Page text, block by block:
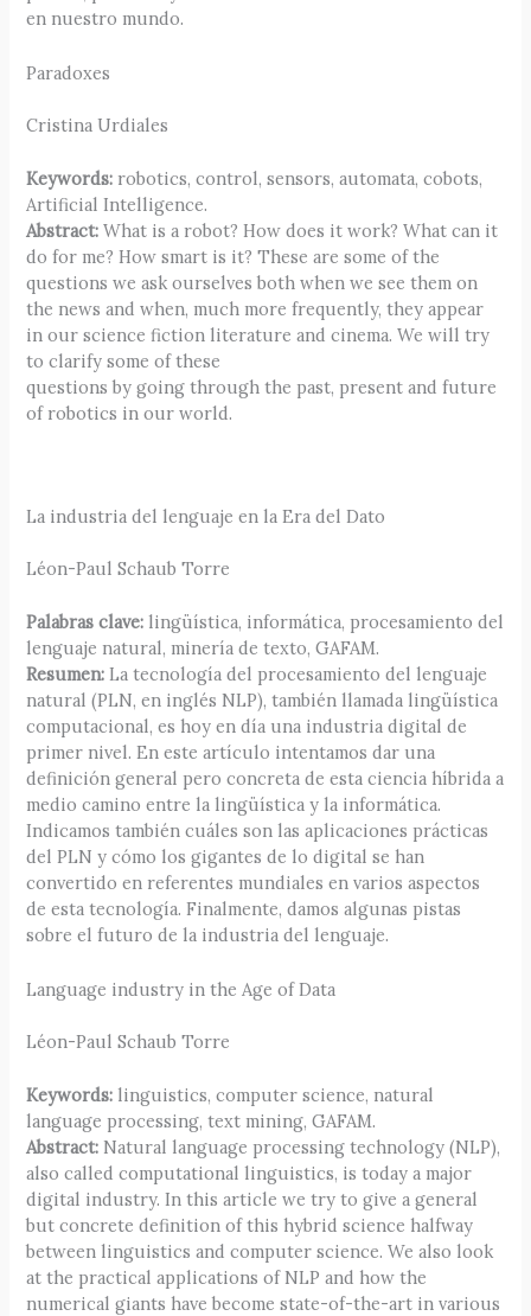
en nuestro mundo.
Paradoxes
Cristina Urdiales
Keywords: robotics, control, sensors, automata, cobots,
Artificial Intelligence.
Abstract: What is a robot? How does it work? What can it
do for me? How smart is it? These are some of the
questions we ask ourselves both when we see them on
the news and when, much more frequently, they appear
in our science fiction literature and cinema. We will try
to clarify some of these
questions by going through the past, present and future
of robotics in our world.
La industria del lenguaje en la Era del Dato
Léon-Paul Schaub Torre
Palabras clave: lingüística, informática, procesamiento del
lenguaje natural, minería de texto, GAFAM.
Resumen: La tecnología del procesamiento del lenguaje
natural (PLN, en inglés NLP), también llamada lingüística
computacional, es hoy en día una industria digital de
primer nivel. En este artículo intentamos dar una
definición general pero concreta de esta ciencia híbrida a
medio camino entre la lingüística y la informática.
Indicamos también cuáles son las aplicaciones prácticas
del PLN y cómo los gigantes de lo digital se han
convertido en referentes mundiales en varios aspectos
de esta tecnología. Finalmente, damos algunas pistas
sobre el futuro de la industria del lenguaje.
Language industry in the Age of Data
Léon-Paul Schaub Torre
Keywords: linguistics, computer science, natural
language processing, text mining, GAFAM.
Abstract: Natural language processing technology (NLP),
also called computational linguistics, is today a major
digital industry. In this article we try to give a general
but concrete definition of this hybrid science halfway
between linguistics and computer science. We also look
at the practical applications of NLP and how the
numerical giants have become state-of-the-art in various